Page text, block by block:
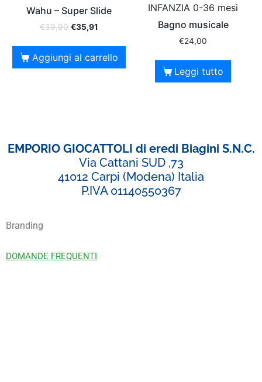
Wahu – Super Slide
€39,90 €35,91
Aggiungi al carrello
INFANZIA 0-36 mesi
Bagno musicale
€24,00
Leggi tutto
EMPORIO GIOCATTOLI di eredi Biagini S.N.C.
Via Cattani SUD ,73
41012 Carpi (Modena) Italia
P.IVA 01140550367
Branding
DOMANDE FREQUENTI